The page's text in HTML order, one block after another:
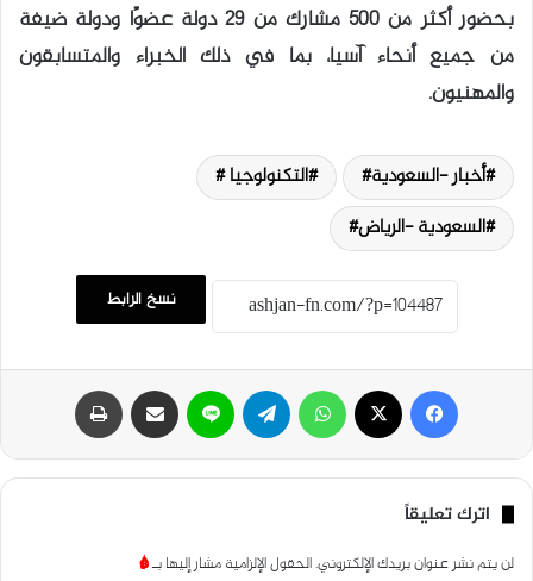
بحضور أكثر من 500 مشارك من 29 دولة عضوًا ودولة ضيفة
من جميع أنحاء آسيا، بما في ذلك الخبراء والمتسابقون
والمهنيون.
أخبار -السعودية#
التكنولوجيا #
السعودية -الرياض#
نسخ الرابط
اترك تعليقاً
لن يتم نشر عنوان بريدك الإلكتروني.الحقول الإلزامية مشار إليها بـ*